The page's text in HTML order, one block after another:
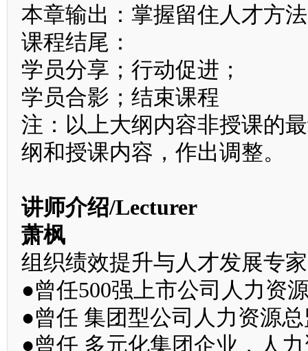
本章输出：掌握留住人才方
课程结尾：
学员分享；行动促进；
学员合影；结束课程
注：以上大纲内容非授课的
纲和授课内容，作出调整。
讲师介绍/Lecturer
萧枫
组织绩效提升与人才发展专家
●曾任500强上市公司人力资
●曾任 集团型公司人力资源
●曾任 多元化集团企业，人